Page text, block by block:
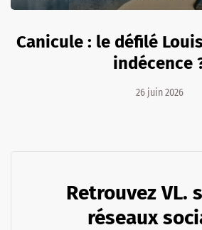
Canicule : le défilé
indécence
26 juin 2026
Retrouvez VL.
réseaux